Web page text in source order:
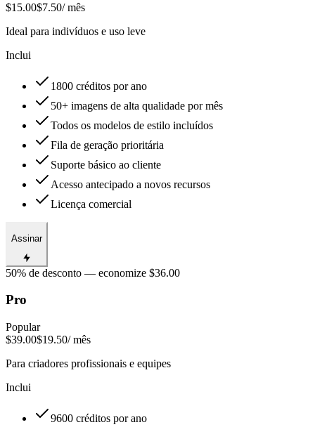
$15.00$7.50/ mês
Ideal para indivíduos e uso leve
Inclui
1800 créditos por ano
50+ imagens de alta qualidade por mês
Todos os modelos de estilo incluídos
Fila de geração prioritária
Suporte básico ao cliente
Acesso antecipado a novos recursos
Licença comercial
Assinar
50% de desconto — economize $36.00
Pro
Popular
$39.00$19.50/ mês
Para criadores profissionais e equipes
Inclui
9600 créditos por ano